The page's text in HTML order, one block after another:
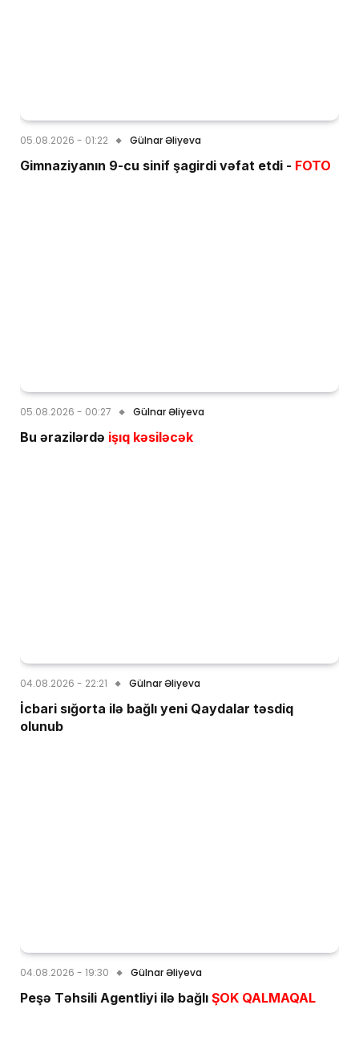
05.08.2026 - 01:22 Gülnar Əliyeva
Gimnaziyanın 9-cu sinif şagirdi vəfat etdi - FOTO
05.08.2026 - 00:27 Gülnar Əliyeva
Bu ərazilərdə işıq kəsiləcək
04.08.2026 - 22:21 Gülnar Əliyeva
İcbari sığorta ilə bağlı yeni Qaydalar təsdiq
olunub
04.08.2026 - 19:30 Gülnar Əliyeva
Peşə Təhsili Agentliyi ilə bağlı ŞOK QALMAQAL